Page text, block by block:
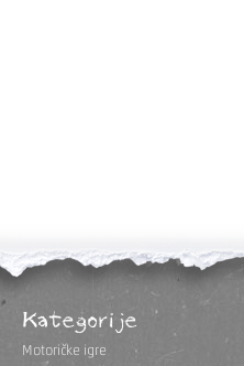
Kategorije
Motoričke igre